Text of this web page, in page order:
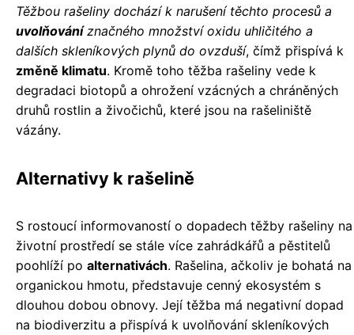
Těžbou rašeliny dochází k narušení těchto procesů a
uvolňováníznačného množství oxidu uhličitého a
dalších skleníkových plynů do ovzduší, čímž přispívá k
změně klimatu. Kromě toho těžba rašeliny vede k
degradaci biotopů a ohrožení vzácných a chráněných
druhů rostlin a živočichů, které jsou na rašeliniště
vázány.
Alternativy k rašelině
S rostoucí informovaností o dopadech těžby rašeliny na
životní prostředí se stále více zahrádkářů a pěstitelů
poohlíží po alternativách. Rašelina, ačkoliv je bohatá na
organickou hmotu, představuje cenný ekosystém s
dlouhou dobou obnovy. Její těžba má negativní dopad
na biodiverzitu a přispívá k uvolňování skleníkových